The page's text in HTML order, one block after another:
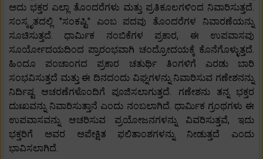
ಅದು ಭಕ್ತರ ಎಲ್ಲಾ ತೊಂದರೆಗಳು ಮತ್ತು ಪ್ರತಿಕೂಲಗಳಿಂದ ನಿವಾರಿಸುತ್ತದೆ.
ಸಂಸ್ಕೃತದಲ್ಲಿ "ಸಂಕಷ್ಟಿ" ಎಂಬ ಪದವು ತೊಂದರೆಗಳ ನಿವಾರಣೆಯನ್ನು
ಸೂಚಿಸುತ್ತದೆ. ಧಾರ್ಮಿಕ ನಂಬಿಕೆಗಳ ಪ್ರಕಾರ, ಈ ಉಪವಾಸವು
ಸೂರ್ಯೋದಯದಿಂದ ಪ್ರಾರಂಭವಾಗಿ ಚಂದ್ರೋದಯಕ್ಕೆ ಕೊನೆಗೊಳ್ಳುತ್ತದೆ.
ಹಿಂದೂ ಪಂಚಾಂಗದ ಪ್ರಕಾರ ಚತುರ್ಥಿ ತಿಂಗಳಿಗೆ ಎರಡು ಬಾರಿ
ಸಂಭವಿಸುತ್ತದೆ ಮತ್ತು ಈ ದಿನದಂದು ವಿಘ್ನಗಳನ್ನು ನಿವಾರಿಸುವ ಗಣೇಶನನ್ನು
ನಿರ್ದಿಷ್ಟ ಆಚರಣೆಗಳೊಂದಿಗೆ ಪೂಜಿಸಲಾಗುತ್ತದೆ. ಗಣೇಶನು ತನ್ನ ಭಕ್ತರ
ದುಃಖವನ್ನು ನಿವಾರಿಸುತ್ತಾನೆ ಎಂದು ನಂಬಲಾಗಿದೆ. ಧಾರ್ಮಿಕ ಗ್ರಂಥಗಳು ಈ
ಉಪವಾಸವನ್ನು ಆಚರಿಸುವ ಪ್ರಯೋಜನಗಳನ್ನು ವಿವರಿಸುತ್ತವೆ, ಇದು
ಭಕ್ತರಿಗೆ ಅವರ ಅಪೇಕ್ಷಿತ ಫಲಿತಾಂಶಗಳನ್ನು ನೀಡುತ್ತದೆ ಎಂದು
ಭಾವಿಸಲಾಗಿದೆ.